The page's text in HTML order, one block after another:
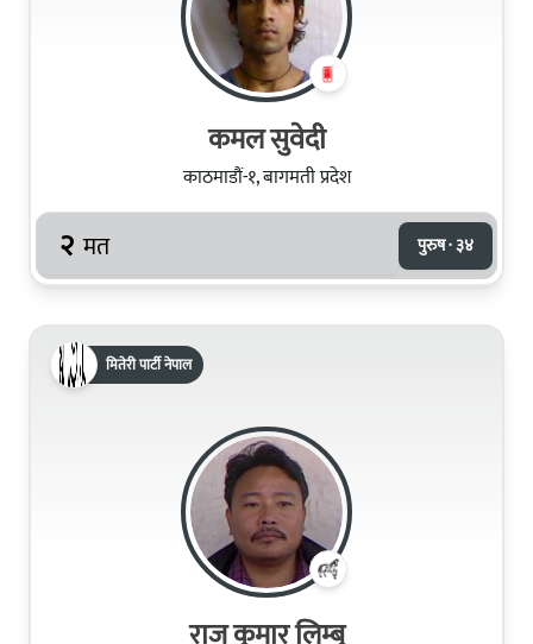
कमल सुवेदी
काठमाडौं-१, बागमती प्रदेश
२ मत पुरुष · ३४
मितेरी पार्टी नेपाल